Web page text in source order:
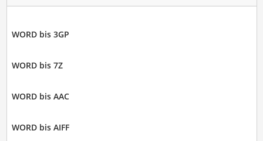
WORD bis 3GP
WORD bis 7Z
WORD bis AAC
WORD bis AIFF